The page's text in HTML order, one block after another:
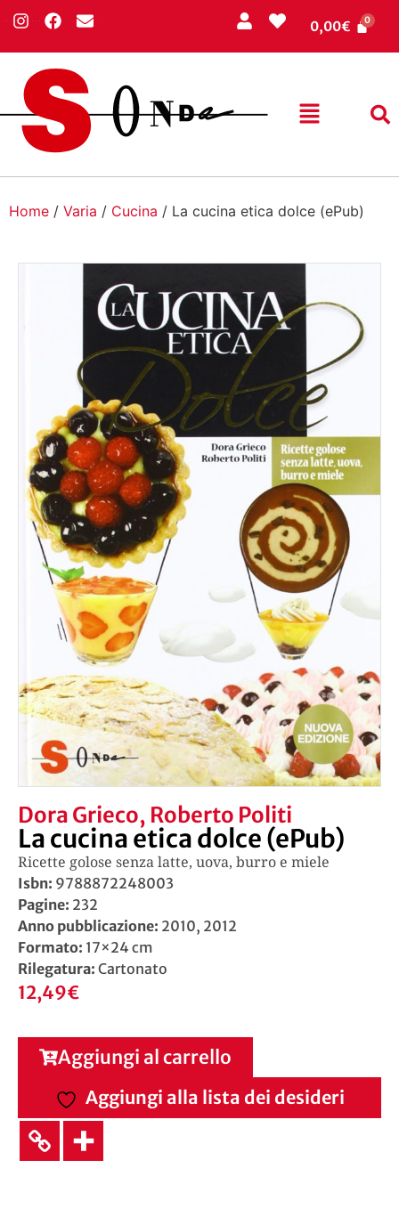
0,00€
Home / Varia / Cucina / La cucina etica dolce (ePub)
Dora Grieco, Roberto Politi
La cucina etica dolce (ePub)
Ricette golose senza latte, uova, burro e miele
Isbn: 9788872248003
Pagine: 232
Anno pubblicazione: 2010, 2012
Formato: 17×24 cm
Rilegatura: Cartonato
12,49€
Aggiungi al carrello
Aggiungi alla lista dei desideri